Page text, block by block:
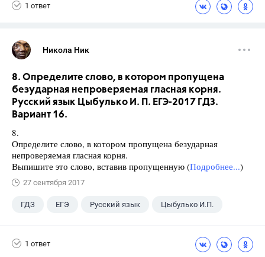
1 ответ
Никола Ник
8. Определите слово, в котором пропущена
безударная непроверяемая гласная корня.
Русский язык Цыбулько И. П. ЕГЭ-2017 ГДЗ.
Вариант 16.
8.
Определите слово, в котором пропущена безударная
непроверяемая гласная корня.
Выпишите это слово, вставив пропущенную (Подробнее...)
27 сентября 2017
ГДЗ ЕГЭ Русский язык Цыбулько И.П.
1 ответ